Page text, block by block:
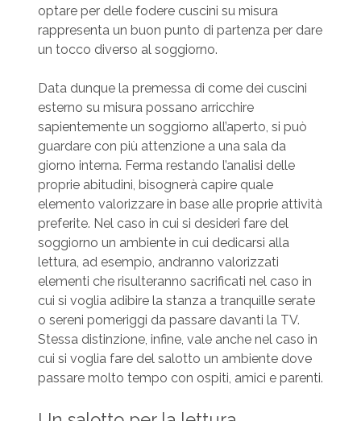
optare per delle fodere cuscini su misura
rappresenta un buon punto di partenza per dare
un tocco diverso al soggiorno.
Data dunque la premessa di come dei cuscini
esterno su misura possano arricchire
sapientemente un soggiorno all’aperto, si può
guardare con più attenzione a una sala da
giorno interna. Ferma restando l’analisi delle
proprie abitudini, bisognerà capire quale
elemento valorizzare in base alle proprie attività
preferite. Nel caso in cui si desideri fare del
soggiorno un ambiente in cui dedicarsi alla
lettura, ad esempio, andranno valorizzati
elementi che risulteranno sacrificati nel caso in
cui si voglia adibire la stanza a tranquille serate
o sereni pomeriggi da passare davanti la TV.
Stessa distinzione, infine, vale anche nel caso in
cui si voglia fare del salotto un ambiente dove
passare molto tempo con ospiti, amici e parenti.